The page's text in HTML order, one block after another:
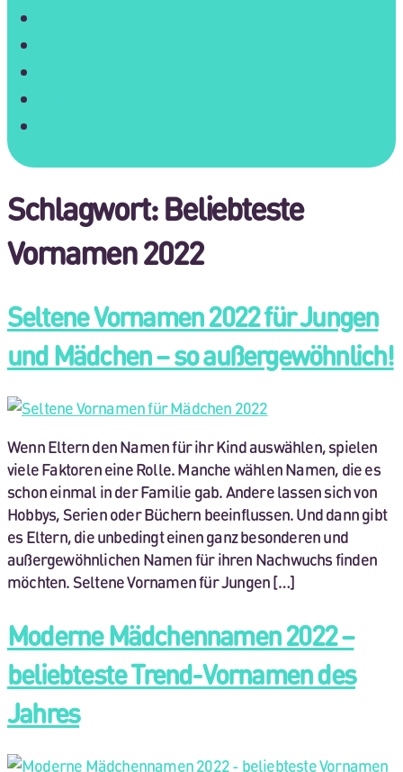
Schlagwort:Beliebteste
Vornamen 2022
Seltene Vornamen 2022 für Jungen
und Mädchen – so außergewöhnlich!
Wenn Eltern den Namen für ihr Kind auswählen, spielen
viele Faktoren eine Rolle. Manche wählen Namen, die es
schon einmal in der Familie gab. Andere lassen sich von
Hobbys, Serien oder Büchern beeinflussen. Und dann gibt
es Eltern, die unbedingt einen ganz besonderen und
außergewöhnlichen Namen für ihren Nachwuchs finden
möchten. Seltene Vornamen für Jungen […]
Moderne Mädchennamen 2022 –
beliebteste Trend-Vornamen des
Jahres